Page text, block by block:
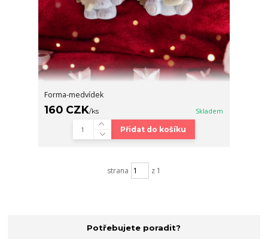
Forma-medvídek
160 CZK/ks Skladem
Přidat do košíku
strana z 1
Potřebujete poradit?